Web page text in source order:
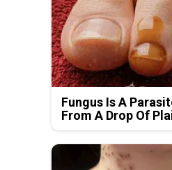
Fungus Is A
From A Drop Of